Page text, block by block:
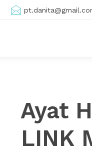
Ayat
LINK